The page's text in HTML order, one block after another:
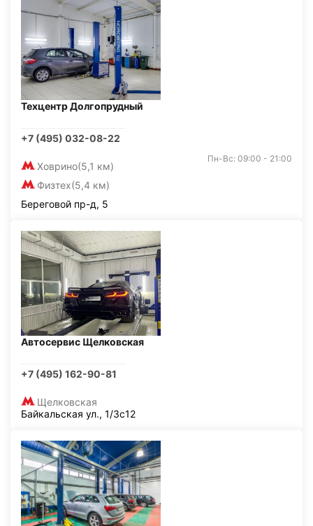
Техцентр Долгопрудный
+7 (495) 032-08-22
Ховрино(5,1 км)
Физтех(5,4 км)
Пн-Вс: 09:00 - 21:00
Береговой пр-д, 5
Автосервис Щелковская
+7 (495) 162-90-81
Щелковская
Байкальская ул., 1/3с12